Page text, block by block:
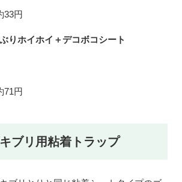
33円
りホイホイ＋デコボコシート
71円
ブリ用粘着トラップ